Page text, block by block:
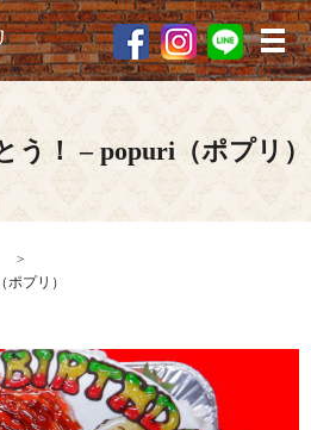
メ
！ – popuri（ポプリ）
プリ）